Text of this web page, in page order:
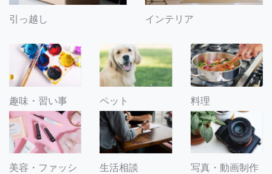
引っ越し インテリア
趣味・習い事 ペット 料理
美容・ファッシ
生活相談 写真・動画制作